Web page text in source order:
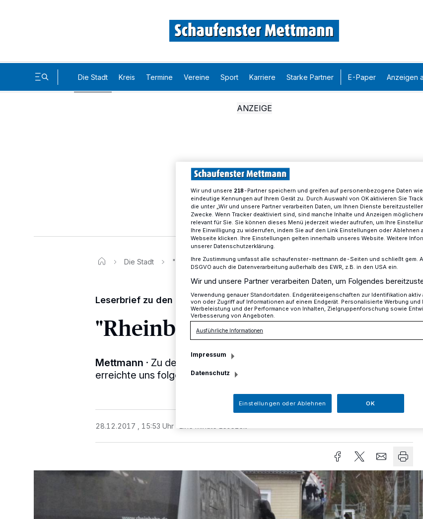
Die Stadt Kreis Termine Vereine Sport Karriere Starke Partner E-Paper Anzeigen
Die Stadt "Rheinbahnbusse gucken?"
Leserbrief zu den Bänken auf der Breite Straße
"Rheinbahnbusse gucken?"
Mettmann · Zu den aufgestellten Bänken auf der Breite Straße
erreichte uns folgende Leserzuschrift.
28.12.2017 , 15:53 Uhr
Wir und unsere 218-Partner speichern und greifen auf personenbezogene Daten
eindeutige Kennungen auf Ihrem Gerät zu. Durch Auswahl von OK aktivieren Sie
die unter „Wir und unsere Partner verarbeiten Daten, um Ihnen Dienste
Zwecke. Wenn Tracker deaktiviert sind, sind manche Inhalte und Anzeigen
relevant für Sie. Sie können dieses Menü jederzeit wieder aufrufen, um Ihre
Ihre Einwilligung zu widerrufen, indem Sie auf den Link Einstellungen oder Ablehnen
Webseite klicken. Ihre Einstellungen gelten innerhalb unseres Website. Weitere
unserer Datenschutzerklärung.
Ihre Zustimmung umfasst alle schaufenster-mettmann.de-Seiten und schließt gem.
DSGVO auch die Datenverarbeitung außerhalb des EWR, z.B. in den USA ein.
Wir und unsere Partner verarbeiten Daten, um Folgendes
Verwendung genauer Standortdaten. Endgeräteeigenschaften zur Identifikation aktiv
von oder Zugriff auf Informationen auf einem Endgerät. Personalisierte Werbung
Werbeleistung und der Performance von Inhalten, Zielgruppenforschung sowie
Verbesserung von Angeboten.
Ausführliche Informationen
Impressum
Datenschutz
Einstellungen oder Ablehnen OK